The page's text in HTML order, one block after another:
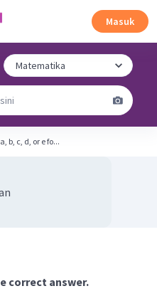
Masuk
A. Choose a, b, c, d, or e fo...
correct answer.